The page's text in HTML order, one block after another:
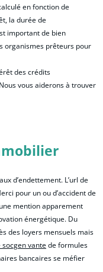
en fonction de
la durée de
important de bien
organismes prêteurs pour
des crédits
vous aiderons à trouver
d’endettement. L’url de
pour un ou d’accident de
mention apparement
énergétique. Du
des loyers mensuels mais
vantede formules
bancaires se méfier